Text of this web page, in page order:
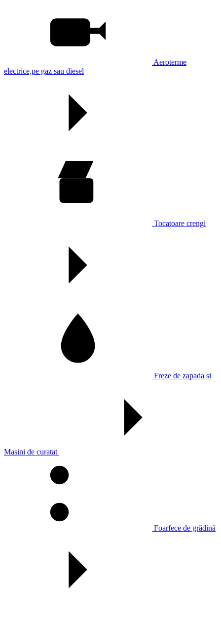
Aeroterme
electrice,pe gaz sau diesel
Tocatoare crengi
Freze de zapada si
Masini de curatat
Foarfece de grădină